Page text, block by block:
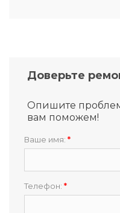
Доверьте
Опишите
вам поможем!
Ваше имя: *
Телефон: *